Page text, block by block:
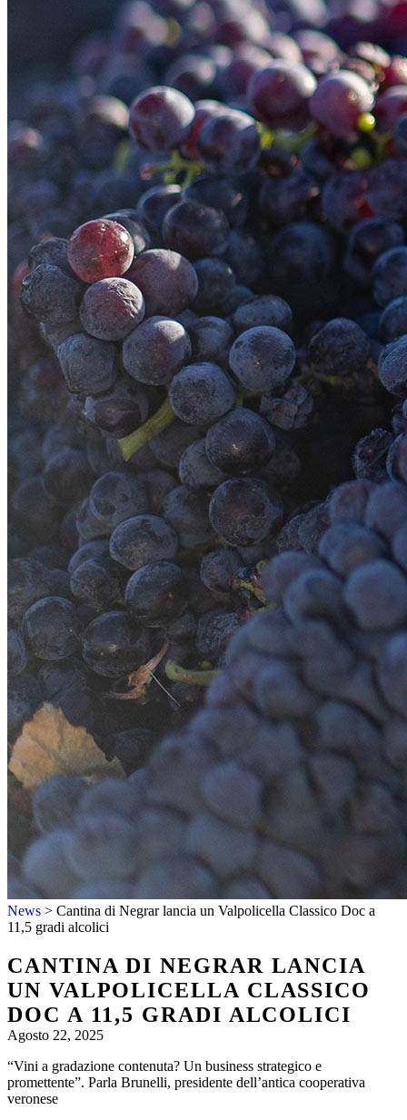
OSPITALITÀ
I NOSTRI VINI
CHI SIAMO
WINESHOP
NEWS
CONTATTI
News > Cantina di Negrar lancia un Valpolicella Classico Doc a
11,5 gradi alcolici
CANTINA DI NEGRAR LANCIA
UN VALPOLICELLA CLASSICO
DOC A 11,5 GRADI ALCOLICI
Agosto 22, 2025
“Vini a gradazione contenuta? Un business strategico e
promettente”. Parla Brunelli, presidente dell’antica cooperativa
veronese